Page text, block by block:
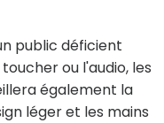
public déficient
ou l'audio, les
également la
léger et les mains